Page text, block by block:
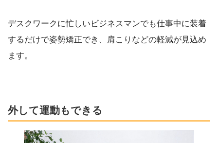
デスクワークに忙しいビジネスマンでも仕事中に装着
するだけで姿勢矯正でき、肩こりなどの軽減が見込め
ます。
外して運動もできる